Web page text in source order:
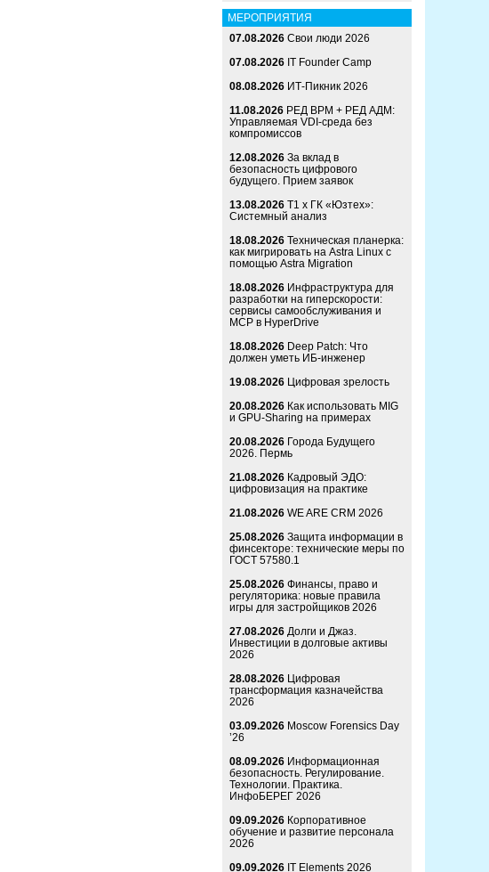
МЕРОПРИЯТИЯ
07.08.2026 Свои люди 2026
07.08.2026 IT Founder Camp
08.08.2026 ИТ-Пикник 2026
11.08.2026 РЕД ВРМ + РЕД АДМ:
Управляемая VDI-среда без
компромиссов
12.08.2026 За вклад в
безопасность цифрового
будущего. Прием заявок
13.08.2026 Т1 x ГК «Юзтех»:
Системный анализ
18.08.2026 Техническая планерка:
как мигрировать на Astra Linux с
помощью Astra Migration
18.08.2026 Инфраструктура для
разработки на гиперскорости:
сервисы самообслуживания и
MCP в HyperDrive
18.08.2026 Deep Patch: Что
должен уметь ИБ-инженер
19.08.2026 Цифровая зрелость
20.08.2026 Как использовать MIG
и GPU-Sharing на примерах
20.08.2026 Города Будущего
2026. Пермь
21.08.2026 Кадровый ЭДО:
цифровизация на практике
21.08.2026 WE ARE CRM 2026
25.08.2026 Защита информации в
финсекторе: технические меры по
ГОСТ 57580.1
25.08.2026 Финансы, право и
регуляторика: новые правила
игры для застройщиков 2026
27.08.2026 Долги и Джаз.
Инвестиции в долговые активы
2026
28.08.2026 Цифровая
трансформация казначейства
2026
03.09.2026 Moscow Forensics Day
’26
08.09.2026 Информационная
безопасность. Регулирование.
Технологии. Практика.
ИнфоБЕРЕГ 2026
09.09.2026 Корпоративное
обучение и развитие персонала
2026
09.09.2026 IT Elements 2026